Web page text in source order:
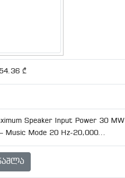
₾
Speaker Input Power 30
Music Mode 20 Hz-20,000...